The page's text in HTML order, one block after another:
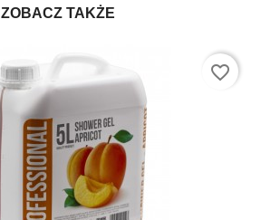
ZOBACZ TAKŻE
favorite_border